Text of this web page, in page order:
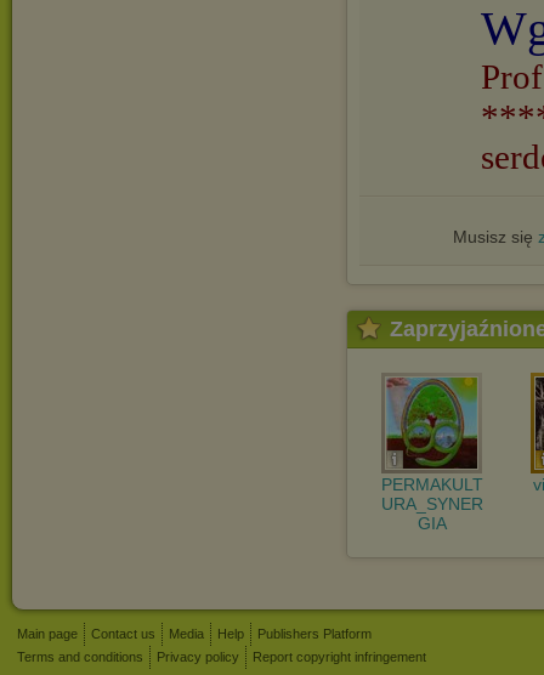
Musisz się
PERMAKULT
URA_SYNER
GIA
Main page Contact us Media Help
Publishers Platform
Terms and conditions
Privacy policy Report copyright infringement